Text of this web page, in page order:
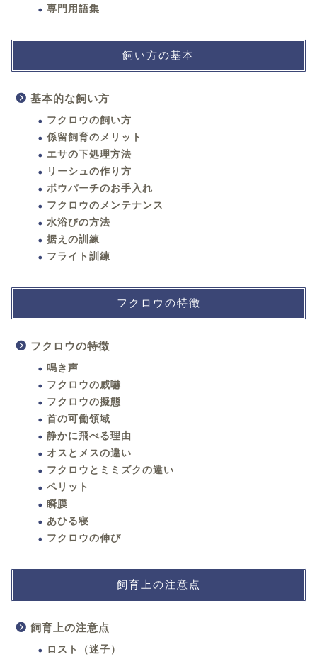
専門用語集
飼い方の基本
基本的な飼い方
フクロウの飼い方
係留飼育のメリット
エサの下処理方法
リーシュの作り方
ボウパーチのお手入れ
フクロウのメンテナンス
水浴びの方法
据えの訓練
フライト訓練
フクロウの特徴
フクロウの特徴
鳴き声
フクロウの威嚇
フクロウの擬態
首の可働領域
静かに飛べる理由
オスとメスの違い
フクロウとミミズクの違い
ペリット
瞬膜
あひる寝
フクロウの伸び
飼育上の注意点
飼育上の注意点
ロスト（迷子）